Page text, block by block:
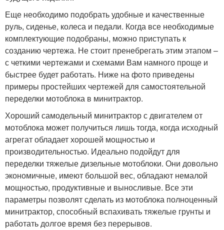
Еще необходимо подобрать удобные и качественные
руль, сиденье, колеса и педали. Когда все необходимые
комплектующие подобраны, можно приступать к
созданию чертежа. Не стоит пренебрегать этим этапом –
с четкими чертежами и схемами Вам намного проще и
быстрее будет работать. Ниже на фото приведены
примеры простейших чертежей для самостоятельной
переделки мотоблока в минитрактор.
Хороший самодельный минитрактор с двигателем от
мотоблока может получиться лишь тогда, когда исходный
агрегат обладает хорошей мощностью и
производительностью. Идеально подойдут для
переделки тяжелые дизельные мотоблоки. Они довольно
экономичные, имеют большой вес, обладают немалой
мощностью, продуктивные и выносливые. Все эти
параметры позволят сделать из мотоблока полноценный
минитрактор, способный вспахивать тяжелые грунты и
работать долгое время без перерывов.